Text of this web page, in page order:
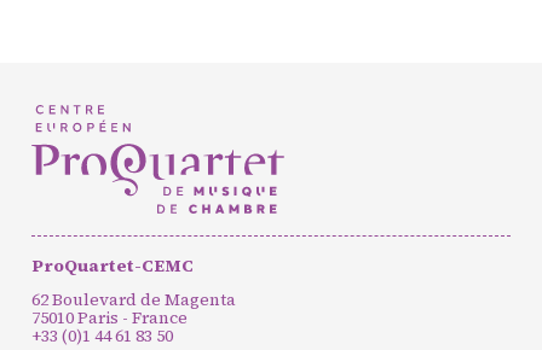
ProQuartet-CEMC
62 Boulevard de Magenta
75010 Paris - France
+33 (0)1 44 61 83 50